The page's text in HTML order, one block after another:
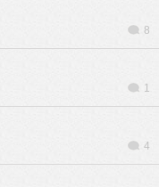
8
1
4